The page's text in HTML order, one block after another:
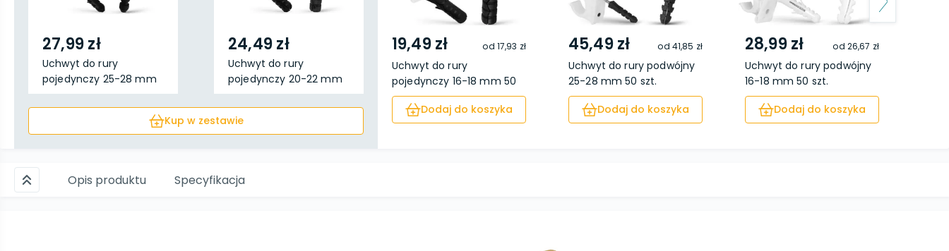
27,99 zł
Uchwyt do rury
pojedynczy 25-28 mm
50 sz...
24,49 zł
Uchwyt do rury
pojedynczy 20-22 mm
50 sz...
Kup w zestawie
19,49 zł od 17,93 zł
Uchwyt do rury
pojedynczy 16-18 mm 50
sz...
Dodaj do koszyka
45,49 zł od 41,85 zł
Uchwyt do rury podwójny
25-28 mm 50 szt.
Dodaj do koszyka
28,99 zł od 26,67 zł
Uchwyt do rury podwójny
16-18 mm 50 szt.
Dodaj do koszyka
Opis produktu Specyfikacja